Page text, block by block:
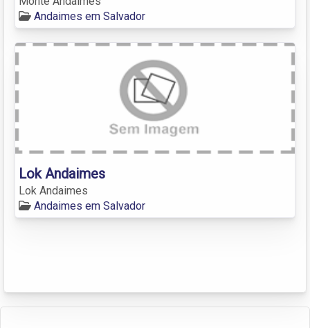
Andaimes em Salvador
Lok Andaimes
Lok Andaimes
Andaimes em Salvador